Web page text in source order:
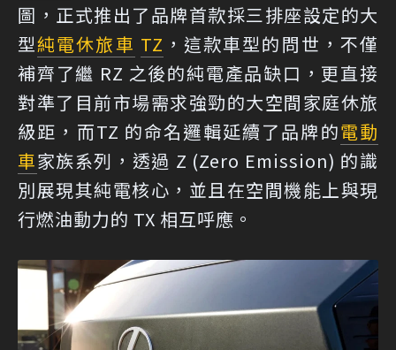
圖，正式推出了品牌首款採三排座設定的大
型純電休旅車 TZ ，這款車型的問世，不僅
補齊了繼 RZ 之後的純電產品缺口，更直接
對準了目前市場需求強勁的大空間家庭休旅
級距，而TZ 的命名邏輯延續了品牌的電動
車家族系列，透過 Z (Zero Emission) 的識
別展現其純電核心，並且在空間機能上與現
行燃油動力的 TX 相互呼應。